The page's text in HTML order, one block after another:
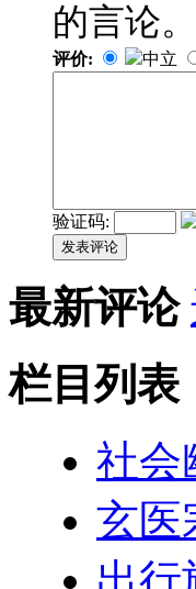
的言论。
评价: 中立
验证码:
发表评论
最新评论
栏目列表
社会
玄医
出行